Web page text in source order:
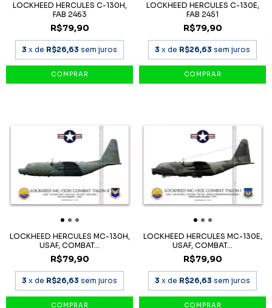
LOCKHEED HERCULES C-130H,
FAB 2463
R$79,90
3 x de R$26,63 sem juros
LOCKHEED HERCULES C-130E,
FAB 2451
R$79,90
3 x de R$26,63 sem juros
LOCKHEED HERCULES MC-130H,
USAF, COMBAT...
R$79,90
3 x de R$26,63 sem juros
LOCKHEED HERCULES MC-130E,
USAF, COMBAT...
R$79,90
3 x de R$26,63 sem juros